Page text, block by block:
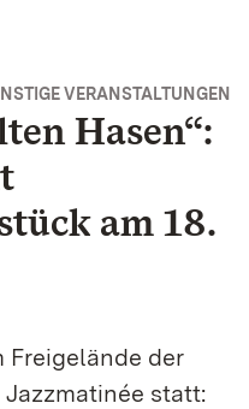
VERANSTALTUNGEN
Hasen“:
am 18.
Freigelände der
statt: